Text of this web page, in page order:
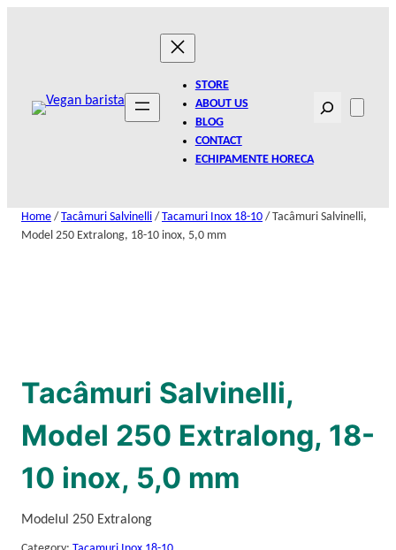
STORE
ABOUT US
BLOG
CONTACT
ECHIPAMENTE HORECA
Search
Home / Tacâmuri Salvinelli / Tacamuri Inox 18-10 / Tacâmuri Salvinelli,
Model 250 Extralong, 18-10 inox, 5,0 mm
Tacâmuri Salvinelli,
Model 250 Extralong, 18-
10 inox, 5,0 mm
Modelul 250 Extralong